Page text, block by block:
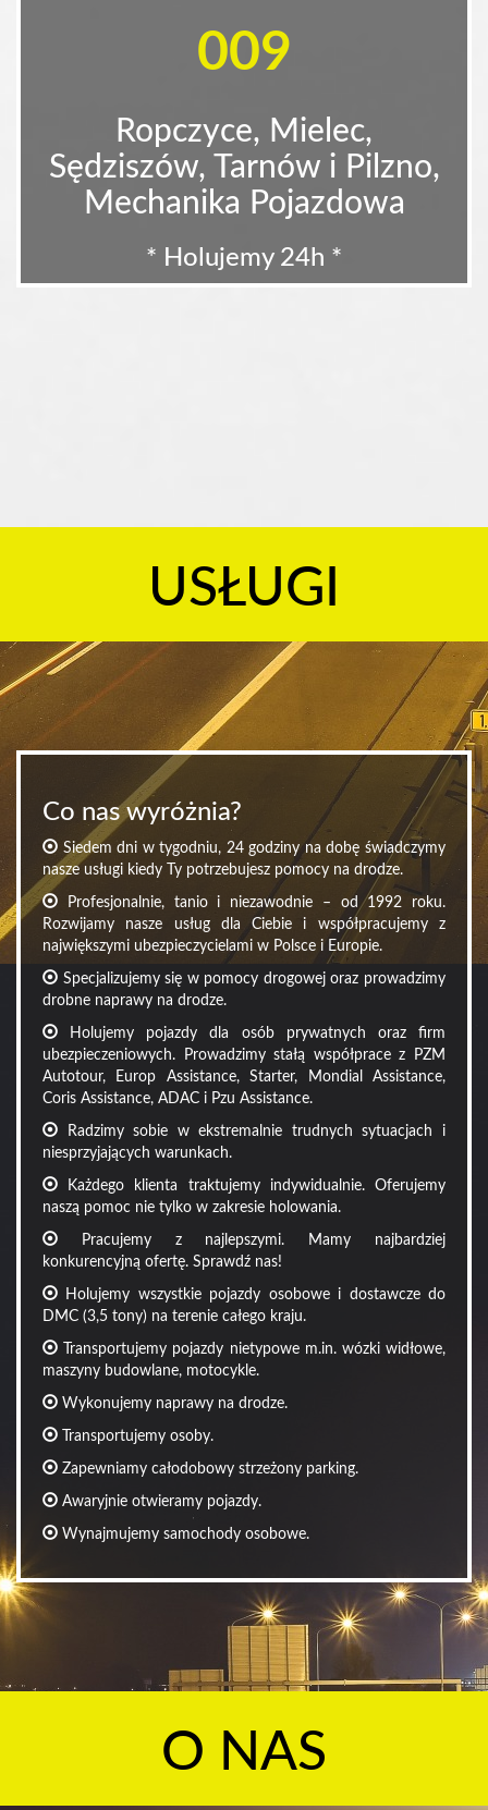
009
Ropczyce, Mielec,
Sędziszów, Tarnów i Pilzno,
Mechanika Pojazdowa
* Holujemy 24h *
USŁUGI
Co nas wyróżnia?
Siedem dni w tygodniu, 24 godziny na dobę świadczymy
nasze usługi kiedy Ty potrzebujesz pomocy na drodze.
Profesjonalnie, tanio i niezawodnie – od 1992 roku.
Rozwijamy nasze usług dla Ciebie i współpracujemy z
największymi ubezpieczycielami w Polsce i Europie.
Specjalizujemy się w pomocy drogowej oraz prowadzimy
drobne naprawy na drodze.
Holujemy pojazdy dla osób prywatnych oraz firm
ubezpieczeniowych. Prowadzimy stałą współprace z PZM
Autotour, Europ Assistance, Starter, Mondial Assistance,
Coris Assistance, ADAC i Pzu Assistance.
Radzimy sobie w ekstremalnie trudnych sytuacjach i
niesprzyjających warunkach.
Każdego klienta traktujemy indywidualnie. Oferujemy
naszą pomoc nie tylko w zakresie holowania.
Pracujemy z najlepszymi. Mamy najbardziej
konkurencyjną ofertę. Sprawdź nas!
Holujemy wszystkie pojazdy osobowe i dostawcze do
DMC (3,5 tony) na terenie całego kraju.
Transportujemy pojazdy nietypowe m.in. wózki widłowe,
maszyny budowlane, motocykle.
Wykonujemy naprawy na drodze.
Transportujemy osoby.
Zapewniamy całodobowy strzeżony parking.
Awaryjnie otwieramy pojazdy.
Wynajmujemy samochody osobowe.
O NAS